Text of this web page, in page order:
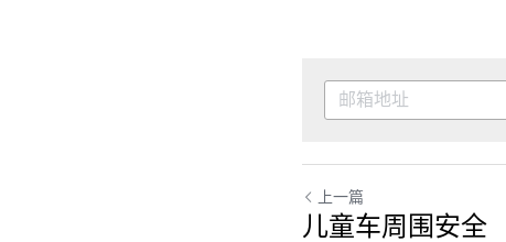
上一篇
儿童车周围安全